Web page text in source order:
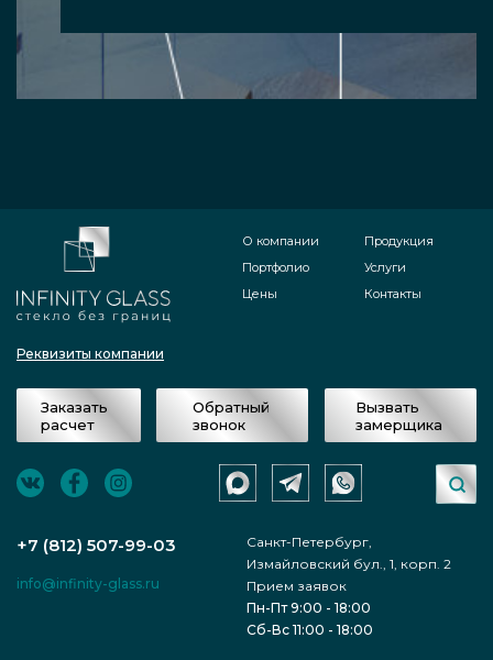
Реквизиты компании
О компании
Портфолио
Цены
Продукция
Услуги
Контакты
Заказать
расчет
Обратный
звонок
Вызвать
замерщика
+7 (812) 507-99-03
Санкт-Петербург,
Измайловский бул., 1, корп. 2
info@infinity-glass.ru
Прием заявок
Пн-Пт 9:00 - 18:00
Сб-Вс 11:00 - 18:00